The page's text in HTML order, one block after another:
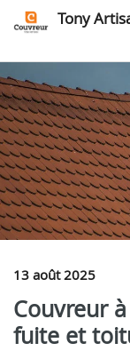
Tony
13 août 2025
Couvreur
fuite et